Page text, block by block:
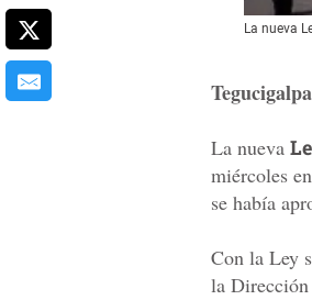
La nueva
La nueva
miércoles
se había
Con la Ley
la Dirección